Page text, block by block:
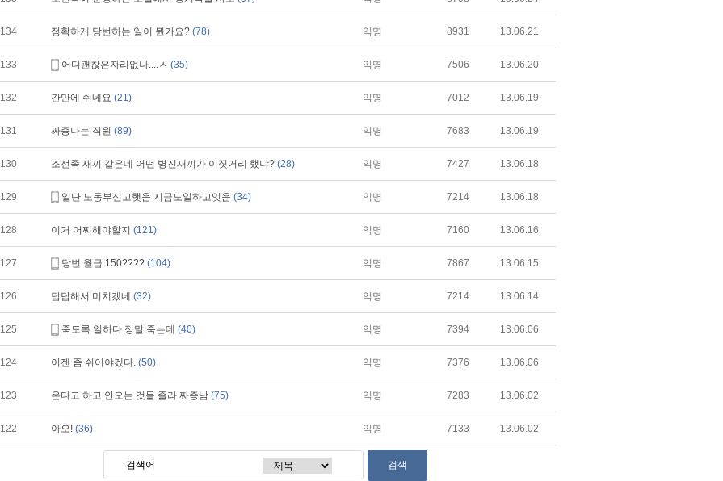
134 정확하게 당번하는 일이 뭔가요? (78) 익명 8931 13.06.21
133 어디괜찮은자리없나....ㅅ (35) 익명 7506 13.06.20
132 간만에 쉬네요 (21) 익명 7012 13.06.19
131 짜증나는 직원 (89) 익명 7683 13.06.19
130 조선족 새끼 같은데 어떤 병진새끼가 이짓거리 했냐? (28) 익명 7427 13.06.18
129 일단 노동부신고햇음 지금도일하고잇음 (34) 익명 7214 13.06.18
128 이거 어찌해야할지 (121) 익명 7160 13.06.16
127 당번 월급 150???? (104) 익명 7867 13.06.15
126 답답해서 미치겠네 (32) 익명 7214 13.06.14
125 죽도록 일하다 정말 죽는데 (40) 익명 7394 13.06.06
124 이젠 좀 쉬어야겠다. (50) 익명 7376 13.06.06
123 온다고 하고 안오는 것들 졸라 짜증남 (75) 익명 7283 13.06.02
122 아오! (36) 익명 7133 13.06.02